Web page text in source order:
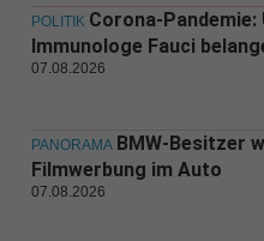
POLITIK Corona-
Immunologe Fauci
07.08.2026
PANORAMA BMW-Besitzer
Filmwerbung im Auto
07.08.2026